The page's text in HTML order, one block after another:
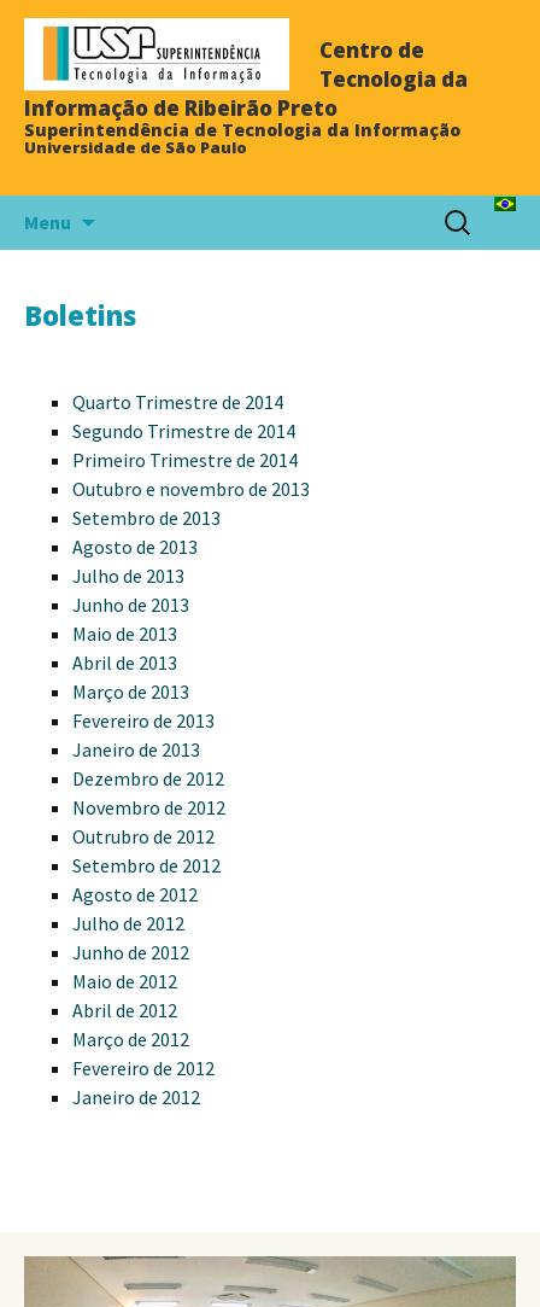
Centro de
Tecnologia da
Informação de Ribeirão Preto
Superintendência de Tecnologia da Informação
Universidade de São Paulo
Menu
Boletins
Quarto Trimestre de 2014
Segundo Trimestre de 2014
Primeiro Trimestre de 2014
Outubro e novembro de 2013
Setembro de 2013
Agosto de 2013
Julho de 2013
Junho de 2013
Maio de 2013
Abril de 2013
Março de 2013
Fevereiro de 2013
Janeiro de 2013
Dezembro de 2012
Novembro de 2012
Outrubro de 2012
Setembro de 2012
Agosto de 2012
Julho de 2012
Junho de 2012
Maio de 2012
Abril de 2012
Março de 2012
Fevereiro de 2012
Janeiro de 2012